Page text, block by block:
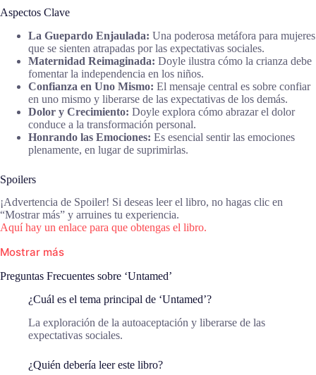
Aspectos Clave
La Guepardo Enjaulada: Una poderosa metáfora para mujeres
que se sienten atrapadas por las expectativas sociales.
Maternidad Reimaginada: Doyle ilustra cómo la crianza debe
fomentar la independencia en los niños.
Confianza en Uno Mismo: El mensaje central es sobre confiar
en uno mismo y liberarse de las expectativas de los demás.
Dolor y Crecimiento: Doyle explora cómo abrazar el dolor
conduce a la transformación personal.
Honrando las Emociones: Es esencial sentir las emociones
plenamente, en lugar de suprimirlas.
Spoilers
¡Advertencia de Spoiler! Si deseas leer el libro, no hagas clic en
“Mostrar más” y arruines tu experiencia.
Aquí hay un enlace para que obtengas el libro.
Mostrar más
Preguntas Frecuentes sobre ‘Untamed’
¿Cuál es el tema principal de ‘Untamed’?
La exploración de la autoaceptación y liberarse de las
expectativas sociales.
¿Quién debería leer este libro?